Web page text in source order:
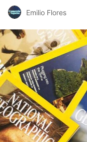
Emilio Flores